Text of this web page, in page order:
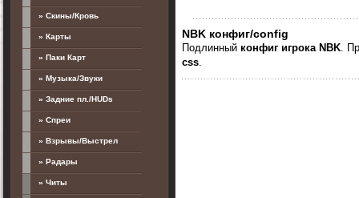
NBK конфиг/config
Подлинный конфиг игрока NBK.
css.
» Скины/Кровь
» Карты
» Паки Карт
» Музыка/Звуки
» Задние пл./HUDs
» Спреи
» Взрывы/Выстрел
» Радары
» Читы